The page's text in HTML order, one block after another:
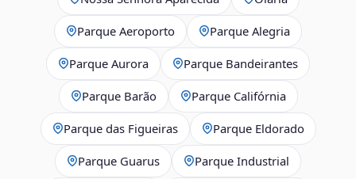
Parque Aeroporto Parque Alegria
Parque Aurora Parque Bandeirantes
Parque Barão Parque Califórnia
Parque das Figueiras Parque Eldorado
Parque Guarus Parque Industrial